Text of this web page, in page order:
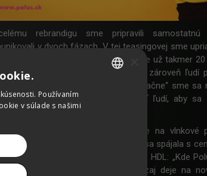
rebrandigu sme pripravili
v dvoch fázach. V tej teasingovej sme
centrum Bratislavy, ktoré funguje už takmer
názvu bola vnímaná pozitívne a zároveň ľudí
deje niečo veľké. Trochu „provokačne“ sme sa
zámerne vyvolať diskusiu a prinútiť ľudí, aby sa
lepšie prepojenie fáz kampaní sme na vlnkové
loga v tmavomodrej farbe, ktorá sa spájala s
roky. Po dvoch týždňoch teasingu s HDL: „Kde
v ktorej sme odhalili, čo sa naozaj deje na
Používaním
v súlade s našimi